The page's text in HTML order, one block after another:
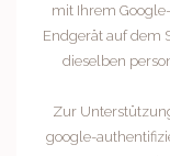
mit Ihrem
Endgerät auf dem
dieselben
Zur
google-